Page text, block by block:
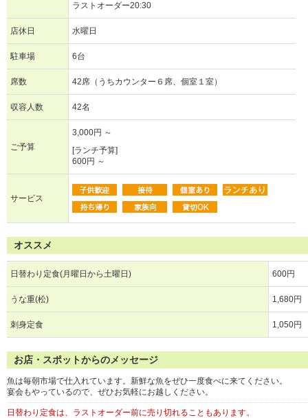
ラストオーダー20:30
店休日 水曜日
駐車場 6台
席数 42席（うちカウンター６席、個室１室）
収容人数 42名
ご予算
3,000円 ～
[ランチ予算]
600円 ～
サービス
オススメ
日替わり定食(月曜日から土曜日) 600円
うな重(松) 1,680円
刺身定食 1,050円
お店・スポットからのメッセージ
魚は毎朝市場で仕入れています。新鮮な魚をぜひ一度食べに来てください。
宴会もやっているので、ぜひお気軽にお越しください。
日替わり定食は、ラストオーダー前に売り切れることもあります。